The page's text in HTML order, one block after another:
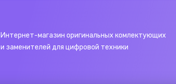
Интернет-магазин оригинальных комлектующих
и заменителей для цифровой техники